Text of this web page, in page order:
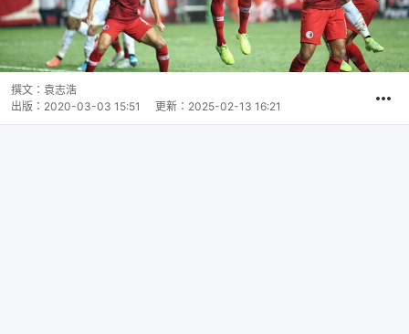
撰文： 袁志浩
出版： 2020-03-03 15:51 更新： 2025-02-13 16:21